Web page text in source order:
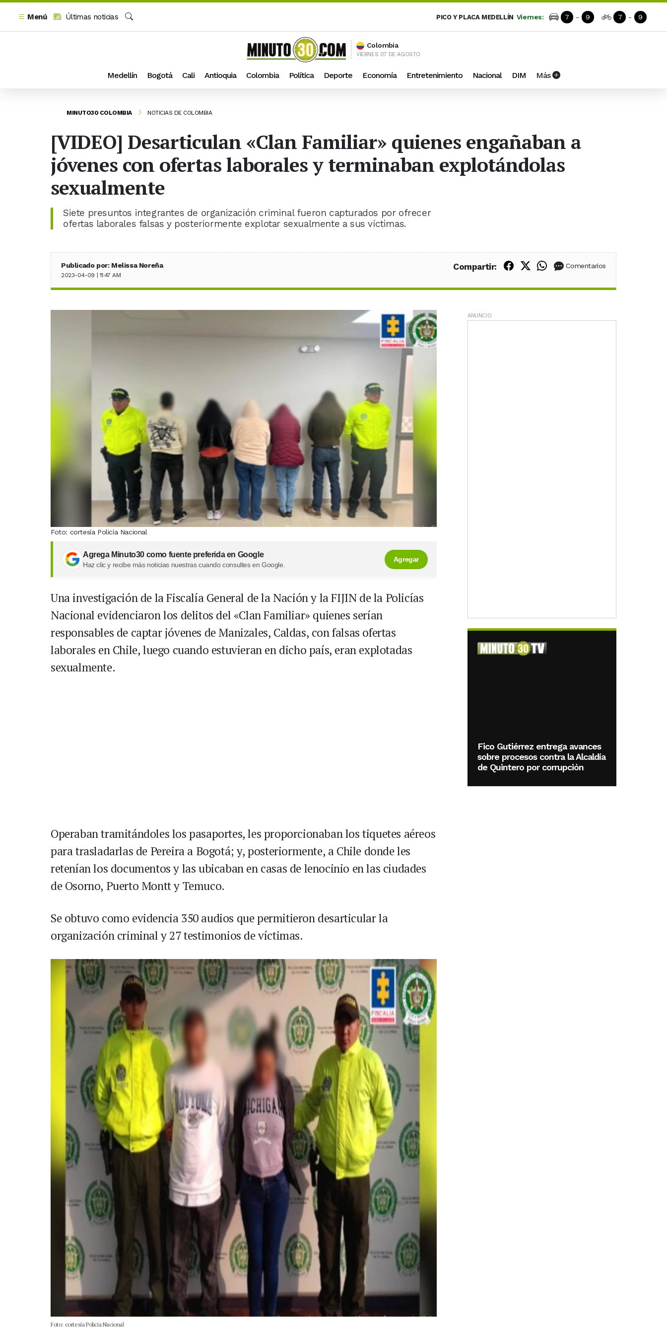
Menú
Últimas noticias
PICO Y PLACA MEDELLÍN Viernes: 7 - 9 7 - 9
Colombia
VIERNES 07 DE AGOSTO
Medellín Bogotá Cali Antioquia Colombia Política Deporte Economía Entretenimiento Nacional DIM Más
MINUTO30 COLOMBIA NOTICIAS DE COLOMBIA
[VIDEO] Desarticulan «Clan Familiar» quienes engañaban a
jóvenes con ofertas laborales y terminaban explotándolas
sexualmente
Siete presuntos integrantes de organización criminal fueron capturados por ofrecer
ofertas laborales falsas y posteriormente explotar sexualmente a sus víctimas.
Publicado por: Melissa Noreña
2023-04-09 | 11:47 AM
Compartir: Compartir en Facebook
Compartir en X (Twitter)
Compartir en WhatsApp
Comentarios
Foto: cortesía Policía Nacional
Agrega Minuto30 como fuente preferida en Google
Haz clic y recibe más noticias nuestras cuando consultes en Google.
Agregar
Una investigación de la Fiscalía General de la Nación y la FIJIN de la Policías
Nacional evidenciaron los delitos del «Clan Familiar» quienes serían
responsables de captar jóvenes de Manizales, Caldas, con falsas ofertas
laborales en Chile, luego cuando estuvieran en dicho país, eran explotadas
sexualmente.
Operaban tramitándoles los pasaportes, les proporcionaban los tiquetes aéreos
para trasladarlas de Pereira a Bogotá; y, posteriormente, a Chile donde les
retenían los documentos y las ubicaban en casas de lenocinio en las ciudades
de Osorno, Puerto Montt y Temuco.
Se obtuvo como evidencia 350 audios que permitieron desarticular la
organización criminal y 27 testimonios de víctimas.
Foto: cortesía Policía Nacional
ANUNCIO
Fico Gutiérrez entrega avances
sobre procesos contra la Alcaldía
de Quintero por corrupción